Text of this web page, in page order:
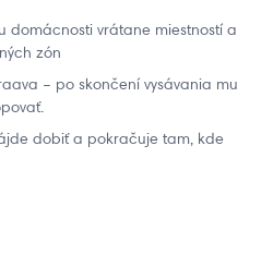
domácnosti vrátane miestností a
zón
– po skončení vysávania mu
dobiť a pokračuje tam, kde